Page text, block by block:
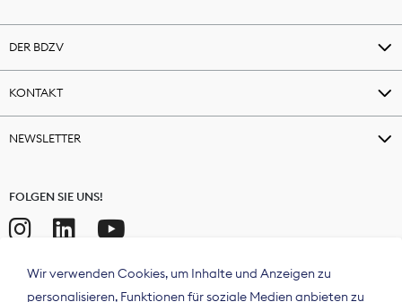
DER BDZV
KONTAKT
NEWSLETTER
FOLGEN SIE UNS!
Wir verwenden Cookies, um Inhalte und Anzeigen zu
personalisieren, Funktionen für soziale Medien anbieten zu